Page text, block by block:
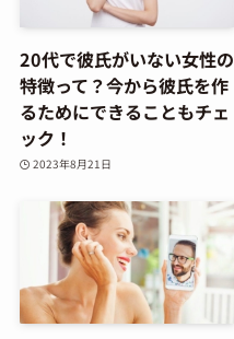
20代で彼氏がいない女性の
特徴って？今から彼氏を作
るためにできることもチェ
ック！
2023年8月21日